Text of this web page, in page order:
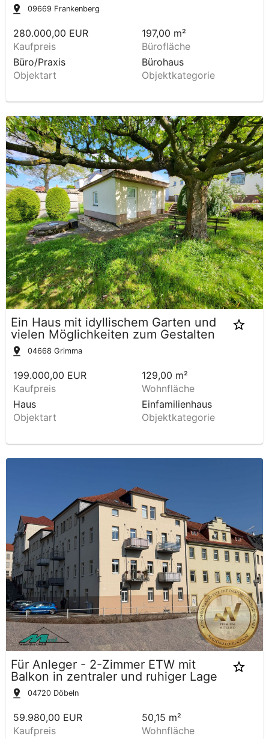
09669 Frankenberg
280.000,00 EUR
Kaufpreis
197,00 m²
Bürofläche
Büro/Praxis
Objektart
Bürohaus
Objektkategorie
Ein Haus mit idyllischem Garten und
vielen Möglichkeiten zum Gestalten
04668 Grimma
199.000,00 EUR
Kaufpreis
129,00 m²
Wohnfläche
Haus
Objektart
Einfamilienhaus
Objektkategorie
Für Anleger - 2-Zimmer ETW mit
Balkon in zentraler und ruhiger Lage
04720 Döbeln
59.980,00 EUR
Kaufpreis
50,15 m²
Wohnfläche